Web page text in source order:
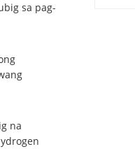
sa pag-
na